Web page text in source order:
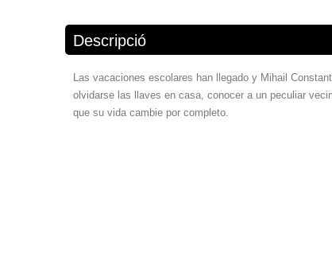
Descripció
Las vacaciones escolares han llegado y Mihail
olvidarse las llaves en casa, conocer a un peculiar
que su vida cambie por completo.